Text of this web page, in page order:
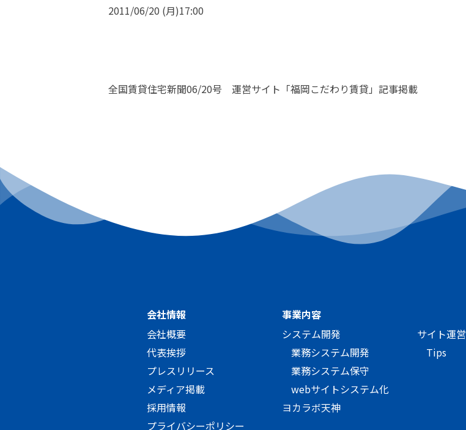
2011/06/20 (月)17:00
全国賃貸住宅新聞06/20号 運営サイト「福岡こだわり賃貸」記事掲載
会社情報
会社概要
代表挨拶
プレスリリース
メディア掲載
採用情報
プライバシーポリシー
事業内容
システム開発
業務システム開発
業務システム保守
webサイトシステム化
ヨカラボ天神
サイト運営
Tips